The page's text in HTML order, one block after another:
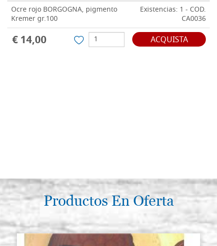
Ocre rojo BORGOGNA, pigmento
Kremer gr.100
Existencias: 1 - COD.
CA0036
€ 14,00 ACQUISTA
Productos En Oferta